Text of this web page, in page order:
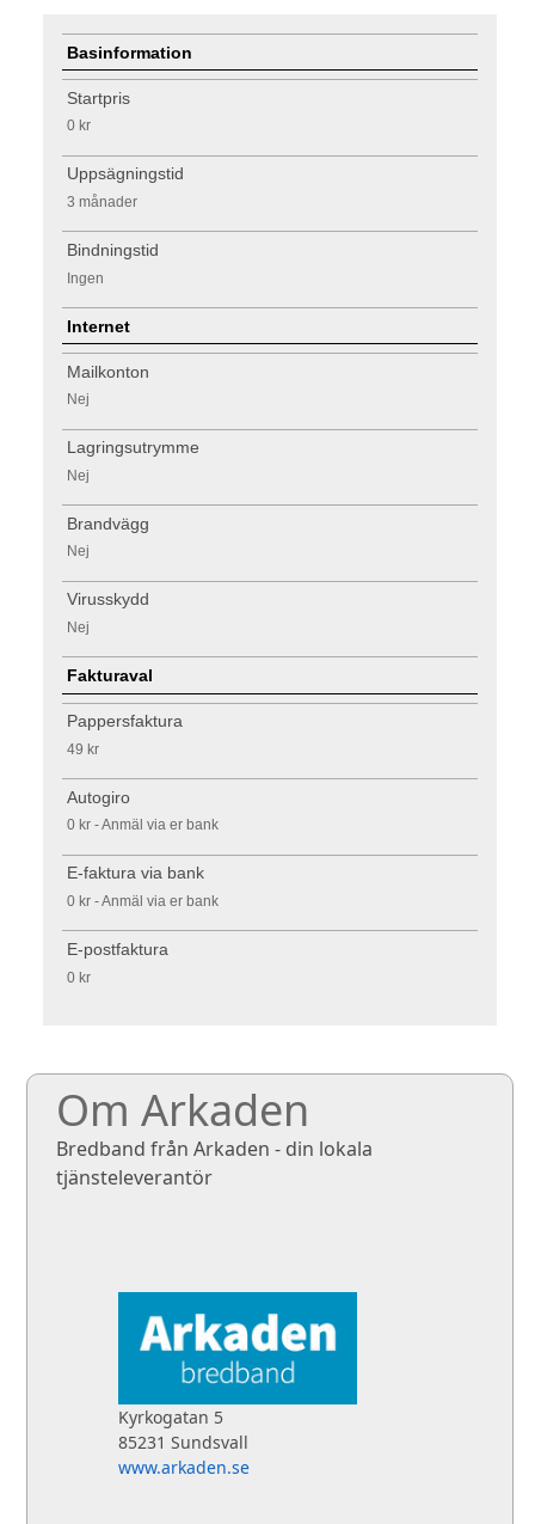
Basinformation
Startpris
0 kr
Uppsägningstid
3 månader
Bindningstid
Ingen
Internet
Mailkonton
Nej
Lagringsutrymme
Nej
Brandvägg
Nej
Virusskydd
Nej
Fakturaval
Pappersfaktura
49 kr
Autogiro
0 kr - Anmäl via er bank
E-faktura via bank
0 kr - Anmäl via er bank
E-postfaktura
0 kr
Om Arkaden
Bredband från Arkaden - din lokala
tjänsteleverantör
Kyrkogatan 5
85231 Sundsvall
www.arkaden.se